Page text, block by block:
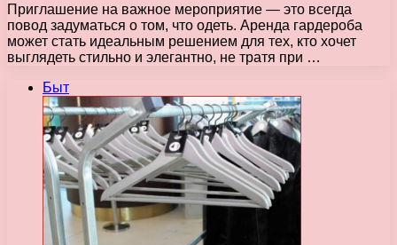
Приглашение на важное мероприятие — это всегда
повод задуматься о том, что одеть. Аренда гардероба
может стать идеальным решением для тех, кто хочет
выглядеть стильно и элегантно, не тратя при …
Быт